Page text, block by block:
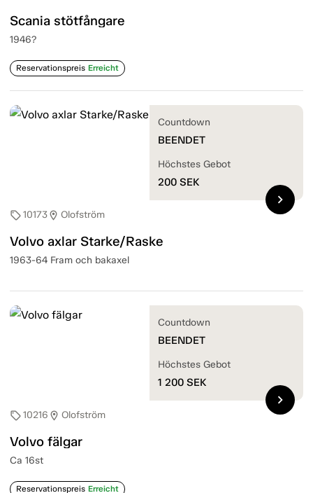
Scania stötfångare
1946?
Reservationspreis Erreicht
sell10173location_on Olofström
Volvo axlar Starke/Raske
1963-64 Fram och bakaxel
Countdown
BEENDET
Höchstes Gebot
200 SEK
chevron_right
sell10216 location_on Olofström
Volvo fälgar
Ca 16st
Reservationspreis Erreicht
Countdown
BEENDET
Höchstes Gebot
1 200 SEK
chevron_right